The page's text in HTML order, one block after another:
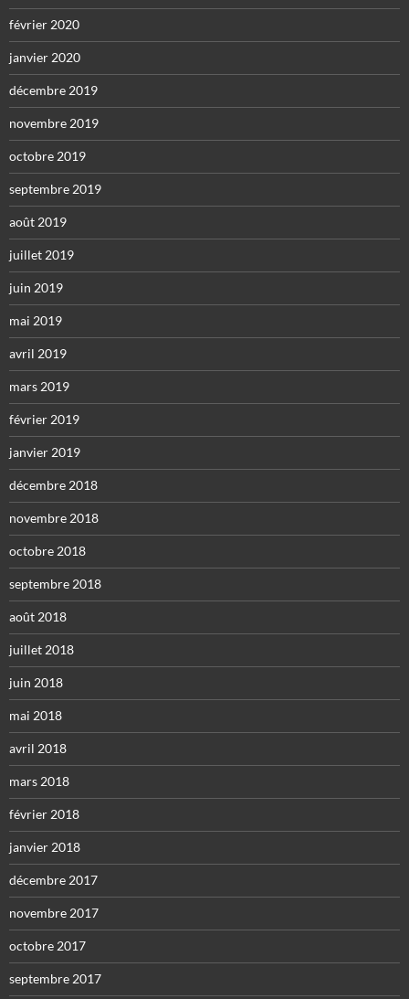
février 2020
janvier 2020
décembre 2019
novembre 2019
octobre 2019
septembre 2019
août 2019
juillet 2019
juin 2019
mai 2019
avril 2019
mars 2019
février 2019
janvier 2019
décembre 2018
novembre 2018
octobre 2018
septembre 2018
août 2018
juillet 2018
juin 2018
mai 2018
avril 2018
mars 2018
février 2018
janvier 2018
décembre 2017
novembre 2017
octobre 2017
septembre 2017